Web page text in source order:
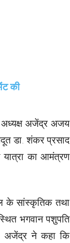
अध्यक्ष अजेंद्र अजय
डा. शंकर प्रसाद
यात्रा का आमंत्रण
के सांस्कृतिक तथा
भगवान पशुपति
अजेंद्र ने कहा कि